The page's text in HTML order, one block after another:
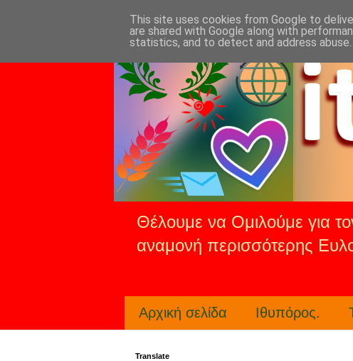
Θέλουμε να Ομιλούμε για
αναμονή περισσότερης
Αρχική σελίδα Ιθυπόρος.
Translate
This site uses cookies from Google to
are shared with Google along with
statistics, and to detect and address abuse.